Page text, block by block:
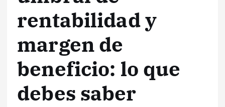
rentabilidad y
margen de
beneficio: lo que
debes saber